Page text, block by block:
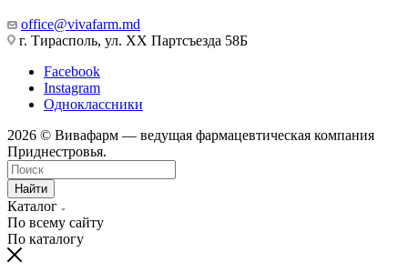
office@vivafarm.md
г. Тирасполь, ул. ХХ Партсъезда 58Б
Facebook
Instagram
Одноклассники
2026 © Вивафарм — ведущая фармацевтическая компания
Приднестровья.
Найти
Каталог
По всему сайту
По каталогу